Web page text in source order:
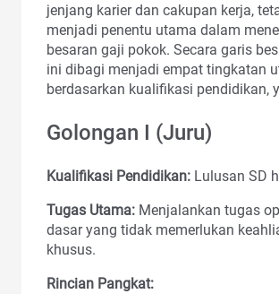
jenjang karier dan cakupan kerja,
menjadi penentu utama dalam
besaran gaji pokok. Secara garis
ini dibagi menjadi empat tingkatan
berdasarkan kualifikasi pendidikan,
Golongan I (Juru)
Kualifikasi Pendidikan: Lulusan SD
Tugas Utama: Menjalankan tugas
dasar yang tidak memerlukan
khusus.
Rincian Pangkat: